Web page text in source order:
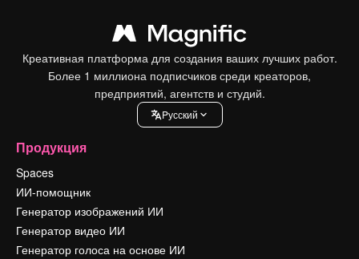
Креативная платформа для создания ваших лучших работ.
Более 1 миллиона подписчиков среди креаторов,
предприятий, агентств и студий.
Pусский
Продукция
Spaces
ИИ-помощник
Генератор изображений ИИ
Генератор видео ИИ
Генератор голоса на основе ИИ